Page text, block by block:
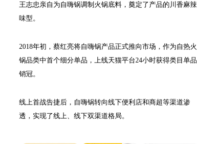
王志忠亲自为自嗨锅调制火锅底料，奠定了产品的川香麻辣
味型。
2018年初，蔡红亮将自嗨锅产品正式推向市场，作为自热火
锅品类中首个细分单品，上线天猫平台24小时获得类目单品
销冠。
线上首战告捷后，自嗨锅转向线下便利店和商超等渠道渗
透，实现了线上、线下双渠道格局。